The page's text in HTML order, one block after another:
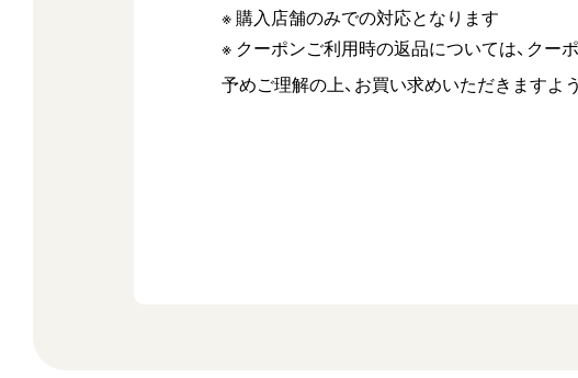
※ 購入店舗のみでの対応となります
※ クーポンご利用時の返品については、クー
予めご理解の上、お買い求めいただきますよ